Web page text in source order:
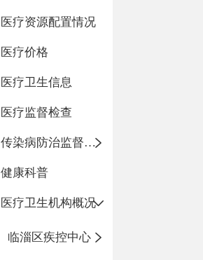
医疗资源配置情况
医疗价格
医疗卫生信息
医疗监督检查
传染病防治监督检查
健康科普
医疗卫生机构概况
临淄区疾控中心